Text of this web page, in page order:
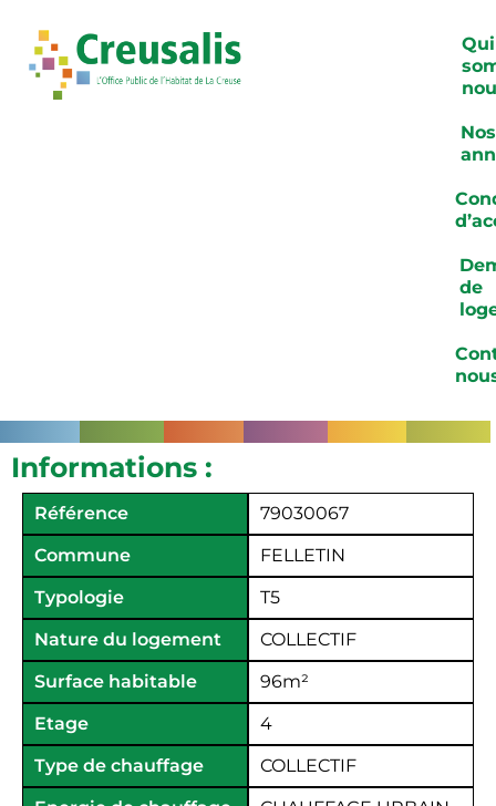
Qui
Nos
de
Informations :
Référence
79030067
Commune
FELLETIN
Typologie
T5
Nature du logement
COLLECTIF
Surface habitable
96m²
Etage
4
Type de chauffage
COLLECTIF